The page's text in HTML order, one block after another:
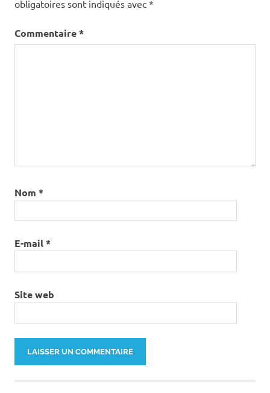
obligatoires sont indiqués avec *
Commentaire*
Nom *
E-mail*
Site web